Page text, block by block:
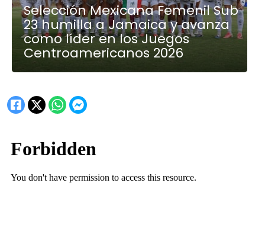
Selección Mexicana Femenil Sub
23 humilla a Jamaica y avanza
como líder en los Juegos
Centroamericanos 2026